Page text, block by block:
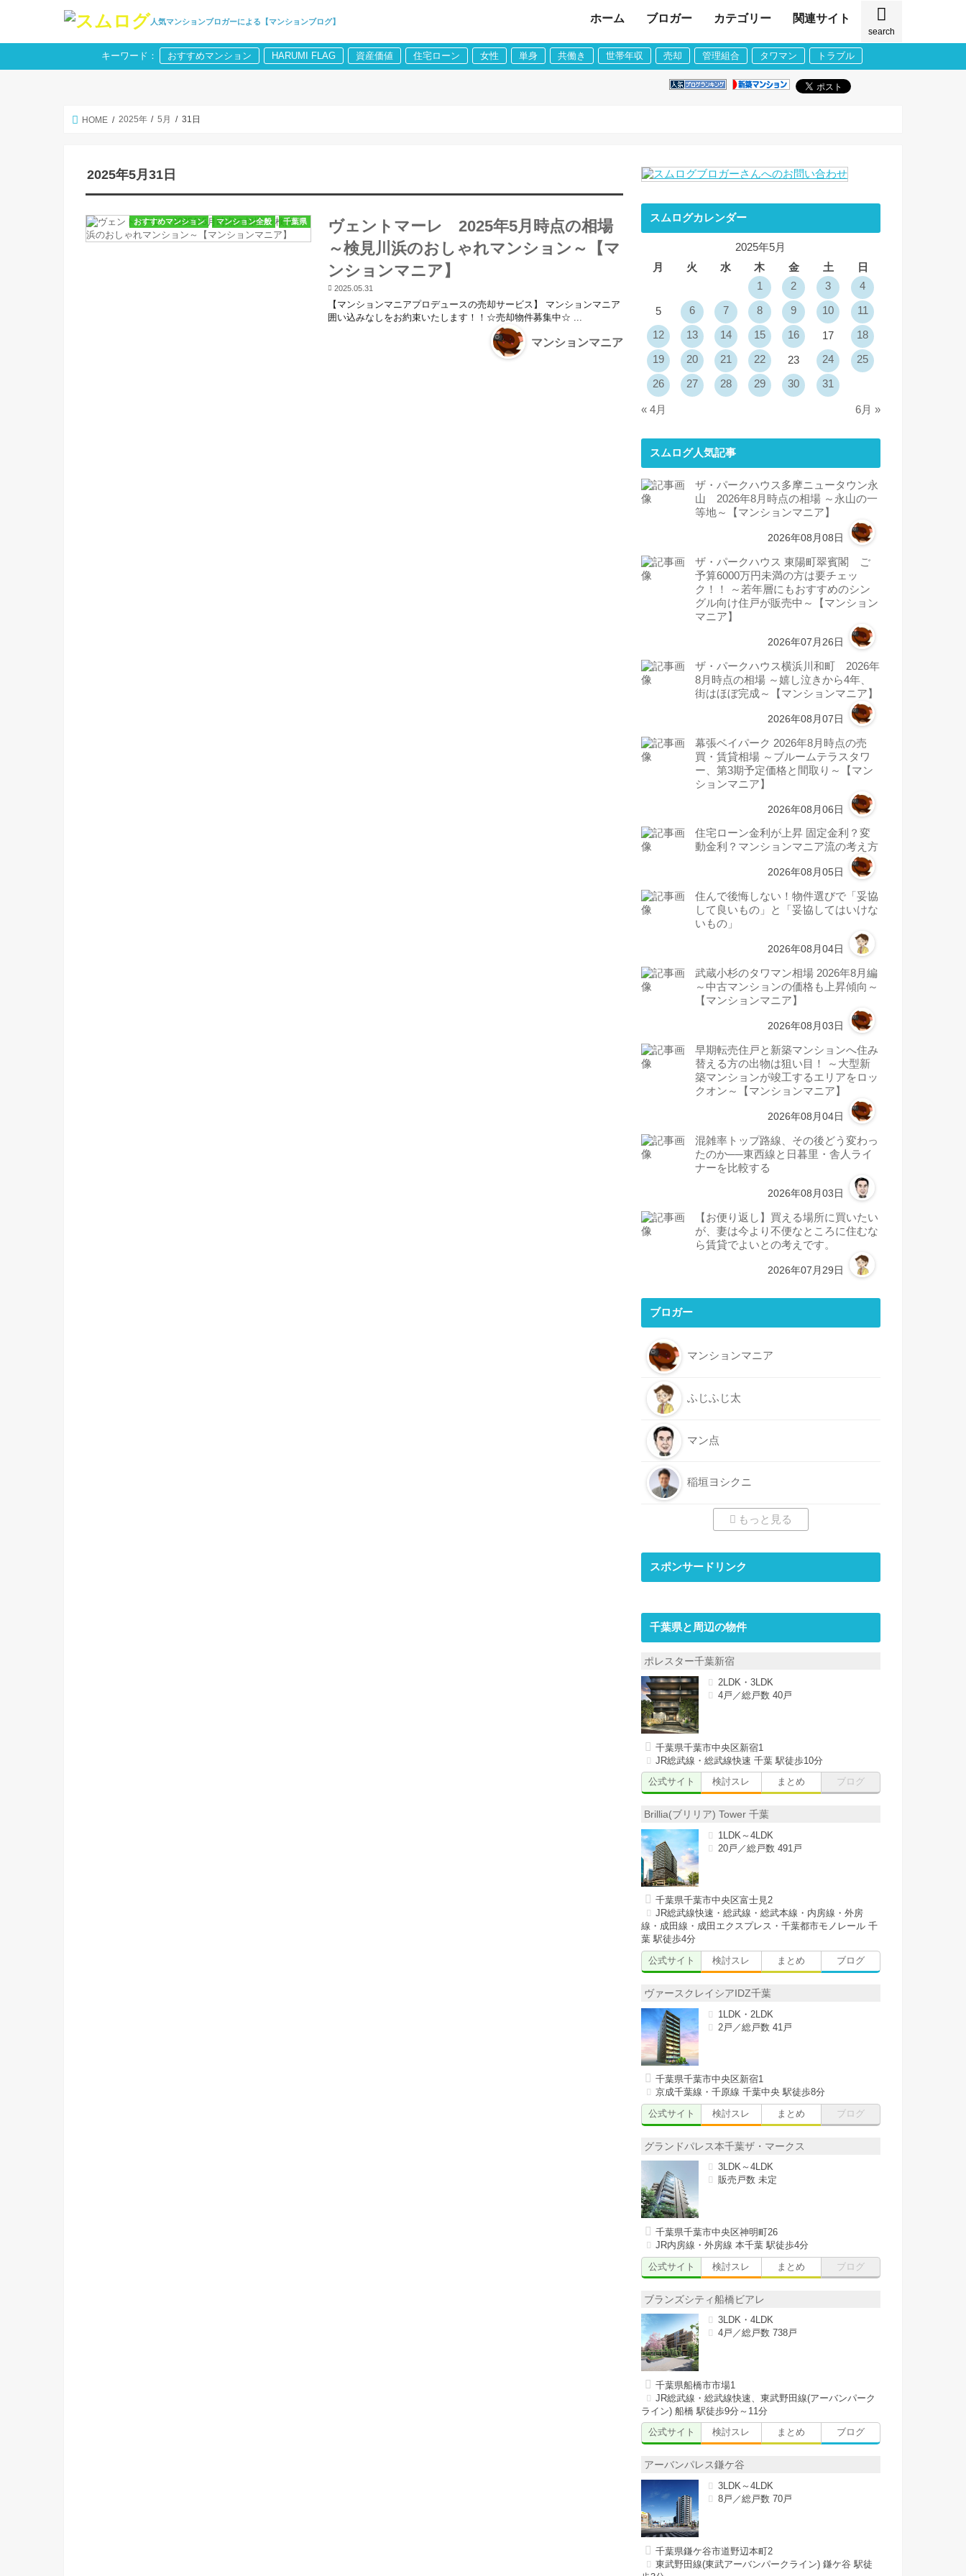
人気マンションブロガーによる【マンションブログ】
search
ホーム ブロガー カテゴリー 関連サイト
キーワード： おすすめマンション HARUMI FLAG 資産価値 住宅ローン 女性 単身 共働き 世帯年収 売却 管理組合 タワマン トラブル
HOME 2025年 5月 31日
2025年5月31日
おすすめマンション マンション全般 千葉県
ヴェントマーレ 2025年5月時点の相場
～検見川浜のおしゃれマンション～【マ
ンションマニア】
2025.05.31
【マンションマニアプロデュースの売却サービス】 マンションマニア
囲い込みなしをお約束いたします！！☆売却物件募集中☆ ...
マンションマニア
スムログカレンダー
2025年5月
月
火 水 木 金 土
日
1
2 3 4
5 6 7 8 9 10 11
12 13 14 15 16 17 18
19 20 21 22 23 24 25
26 27 28 29 30 31
« 4月 6月 »
スムログ人気記事
ザ・パークハウス多摩ニュータウン永
山 2026年8月時点の相場 ～永山の一
等地～【マンションマニア】
2026年08月08日
ザ・パークハウス 東陽町翠賓閣 ご
予算6000万円未満の方は要チェッ
ク！！ ～若年層にもおすすめのシン
グル向け住戸が販売中～【マンション
マニア】
2026年07月26日
ザ・パークハウス横浜川和町 2026年
8月時点の相場 ～嬉し泣きから4年、
街はほぼ完成～【マンションマニア】
2026年08月07日
幕張ベイパーク 2026年8月時点の売
買・賃貸相場 ～ブルームテラスタワ
ー、第3期予定価格と間取り～【マン
ションマニア】
2026年08月06日
住宅ローン金利が上昇 固定金利？変
動金利？マンションマニア流の考え方
2026年08月05日
住んで後悔しない！物件選びで「妥協
して良いもの」と「妥協してはいけな
いもの」
2026年08月04日
武蔵小杉のタワマン相場 2026年8月編
～中古マンションの価格も上昇傾向～
【マンションマニア】
2026年08月03日
早期転売住戸と新築マンションへ住み
替える方の出物は狙い目！ ～大型新
築マンションが竣工するエリアをロッ
クオン～【マンションマニア】
2026年08月04日
混雑率トップ路線、その後どう変わっ
たのか──東西線と日暮里・舎人ライ
ナーを比較する
2026年08月03日
【お便り返し】買える場所に買いたい
が、妻は今より不便なところに住むな
ら賃貸でよいとの考えです。
2026年07月29日
ブロガー
マンションマニア
ふじふじ太
マン点
稲垣ヨシクニ
もっと見る
スポンサードリンク
千葉県と周辺の物件
ポレスター千葉新宿
2LDK・3LDK
4戸／総戸数 40戸
千葉県千葉市中央区新宿1
JR総武線・総武線快速 千葉 駅徒歩10分
公式サイト
検討スレ まとめ ブログ
Brillia(ブリリア) Tower 千葉
1LDK～4LDK
20戸／総戸数 491戸
千葉県千葉市中央区富士見2
JR総武線快速・総武線・総武本線・内房線・外房
線・成田線・成田エクスプレス・千葉都市モノレール 千
葉 駅徒歩4分
公式サイト
検討スレ まとめ ブログ
ヴァースクレイシアIDZ千葉
1LDK・2LDK
2戸／総戸数 41戸
千葉県千葉市中央区新宿1
京成千葉線・千原線 千葉中央 駅徒歩8分
公式サイト
検討スレ まとめ ブログ
グランドパレス本千葉ザ・マークス
3LDK～4LDK
販売戸数 未定
千葉県千葉市中央区神明町26
JR内房線・外房線 本千葉 駅徒歩4分
公式サイト
検討スレ まとめ ブログ
ブランズシティ船橋ビアレ
3LDK・4LDK
4戸／総戸数 738戸
千葉県船橋市市場1
JR総武線・総武線快速、東武野田線(アーバンパーク
ライン) 船橋 駅徒歩9分～11分
公式サイト
検討スレ まとめ ブログ
アーバンパレス鎌ケ谷
3LDK～4LDK
8戸／総戸数 70戸
千葉県鎌ケ谷市道野辺本町2
東武野田線(東武アーバンパークライン) 鎌ケ谷 駅徒